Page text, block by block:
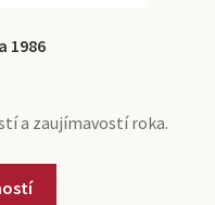
1986
a zaujímavostí roka.